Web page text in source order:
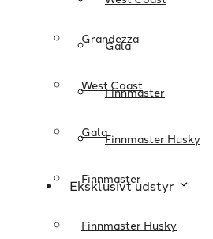
Gala
Finnmaster
Finnmaster Husky
Eksklusivt udstyr
Grandezza
West Coast
Gala
Finnmaster
Finnmaster Husky